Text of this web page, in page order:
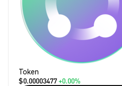
Token
$0.00003477+0.00%